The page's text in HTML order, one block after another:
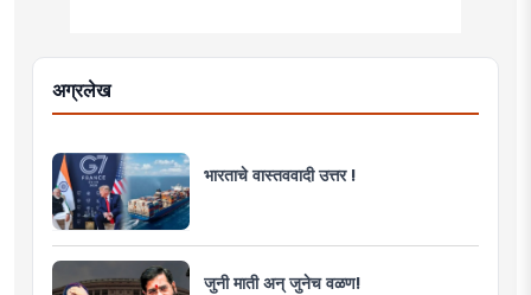
अग्रलेख
भारताचे वास्तववादी उत्तर !
जुनी माती अन् जुनेच वळण!